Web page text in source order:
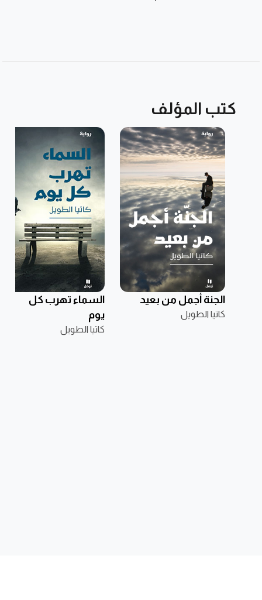
كتب المؤلف
الجنة أجمل من بعيد
كاتيا الطويل
السماء تهرب كل
يوم
كاتيا الطويل